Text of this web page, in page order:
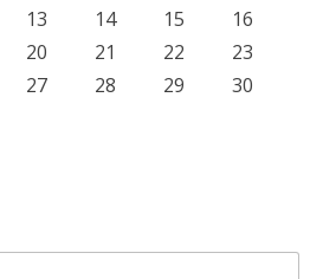
13 14 15
16
20 21 22
23
27 28 29
30